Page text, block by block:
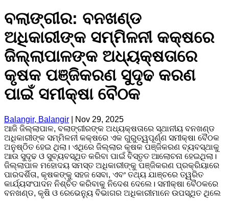
ବଲାଙ୍ଗୀର: ବନଖଣ୍ଡ
ଅଧିକାରୀଙ୍କ ସମ୍ମିଳନୀ କକ୍ଷରେ
ଜିଲ୍ଲାପାଳଙ୍କ ଅଧ୍ୟକ୍ଷତାରେ
କୃଷକ ପଞ୍ଜିକରଣ ସୁଦୃଢ କରଣ
ପାଇଁ ସମୀକ୍ଷା ବୈଠକ
Balangir, Balangir
Nov 29, 2025
ଆଜି ଜିଲ୍ଲାପାଳ, ବଲାଙ୍ଗୀରଙ୍କ ଅଧ୍ୟକ୍ଷତାରେ ସ୍ଥାନୀୟ ବନଖଣ୍ଡ
ଅଧିକାରୀଙ୍କ ସମ୍ମିଳନୀ କକ୍ଷରେ ଏକ ଗୁରୁତ୍ୱପୂର୍ଣ୍ଣ ସମୀକ୍ଷା ବୈଠକ
ଅନୁଷ୍ଠିତ ହେଇ ଥିଲା। ଏଥିରେ ଜିଲ୍ଲାର କୃଷକ ପଞ୍ଜିକରଣ ବ୍ୟବସ୍ଥାକୁ
ଆଉ ସୁଦୃଢ ଓ ସୁବ୍ୟବସ୍ଥିତ କରିବା ପାଇଁ ବିସ୍ତୃତ ଆଲୋଚନା ହେଇଥିଲା।
ଜିଲ୍ଲାପାଳ ମହୋଦୟ ସମସ୍ତ ଅଧିକାରୀଙ୍କୁ ପଞ୍ଜିକରଣ ପ୍ରକ୍ରିୟାରେ
ପାରଦର୍ଶିତା, କୃଷକଙ୍କୁ ସହଜ ସେବା, ଏବଂ ତଥ୍ୟ ଯାଞ୍ଚରେ ତ୍ୱରିତ
କାର୍ଯ୍ୟସଂପାଦନ ନିଶ୍ଚିତ କରିବାକୁ ନିଦେଶ ଦେଲେ। ସମୀକ୍ଷା ବୈଠକରେ
ବନଖଣ୍ଡ, କୃଷି ଓ ରେଭେନ୍ୟୁ ବିଭାଗର ଅଧିକାରୀମାନେ ଉପସ୍ଥିତ ଥିଲେ